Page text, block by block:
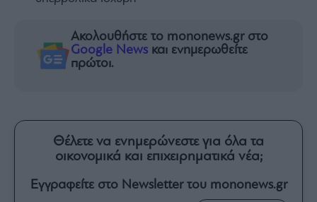
Ακολουθήστε το mononews.gr στο
Google News και ενημερωθείτε
πρώτοι.
Θέλετε να ενημερώνεστε για όλα τα
οικονομικά και επιχειρηματικά νέα;
Εγγραφείτε στο Newsletter του mononews.gr